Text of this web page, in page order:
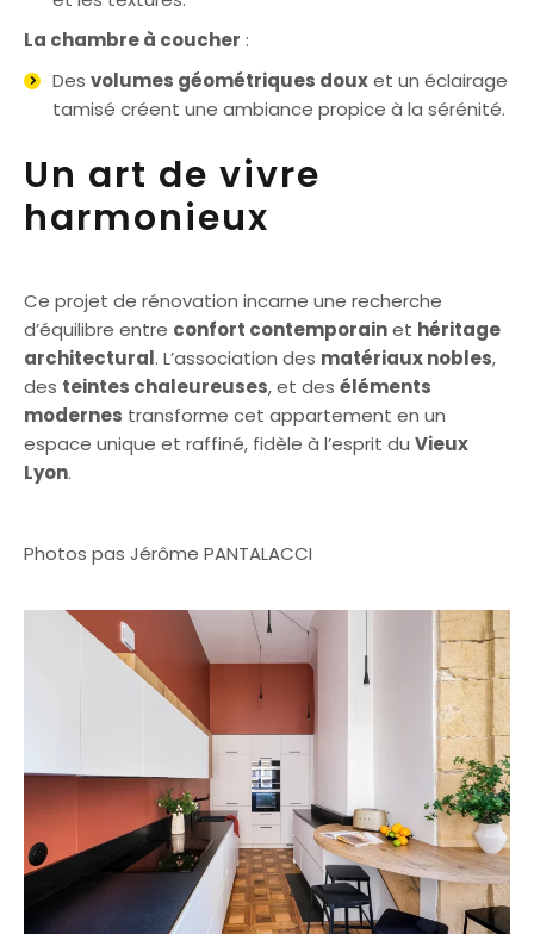
La chambre à coucher :
Des volumes géométriques douxet un éclairage
tamisé créent une ambiance propice à la sérénité.
Un art de vivre
harmonieux
Ce projet de rénovation incarne une recherche
d’équilibre entre confort contemporainet héritage
architectural. L’association des matériaux nobles,
des teintes chaleureuses, et des éléments
modernes transforme cet appartement en un
espace unique et raffiné, fidèle à l’esprit du Vieux
Lyon.
Photos pas Jérôme PANTALACCI